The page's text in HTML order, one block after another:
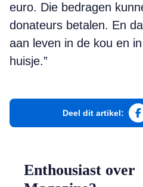
euro. Die bedragen
donateurs betalen. En
aan leven in de kou en
huisje.”
Deel dit artikel:
Enthousiast